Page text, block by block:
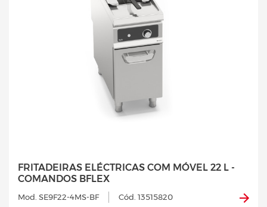
FRITADEIRAS ELÉCTRICAS COM MÓVEL 22 L -
COMANDOS BFLEX
Mod. SE9F22-4MS-BF Cód. 13515820